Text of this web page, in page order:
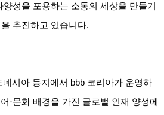
성을 포용하는 소통의 세상을 만들기
추진하고 있습니다.
시아 등지에서 bbb 코리아가 운영하
·문화 배경을 가진 글로벌 인재 양성에